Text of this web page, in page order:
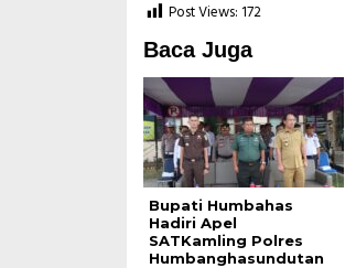
Post Views: 172
Baca Juga
Bupati Humbahas
Hadiri Apel
SATKamling Polres
Humbanghasundutan